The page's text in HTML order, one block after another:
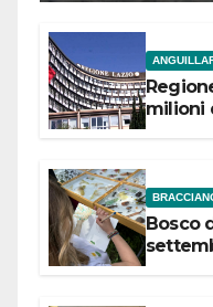
milioni
Bosco